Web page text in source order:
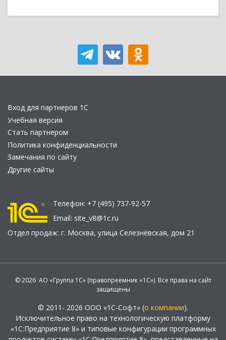
Вход для партнеров 1С
Учебная версия
Стать партнером
Политика конфиденциальности
Замечания по сайту
Другие сайты
Телефон: +7 (495) 737-92-57
Email: site_v8@1c.ru
Отдел продаж: г. Москва, улица Селезнёвская, дом 21
© 2026 АО «Группа 1С» (правопреемник «1С»). Все права на сайт
защищены
© 2011- 2026 ООО «1С-Софт» (о компании).
Исключительное право на технологическую платформу
«1С:Предприятие 8» и типовые конфигурации программных